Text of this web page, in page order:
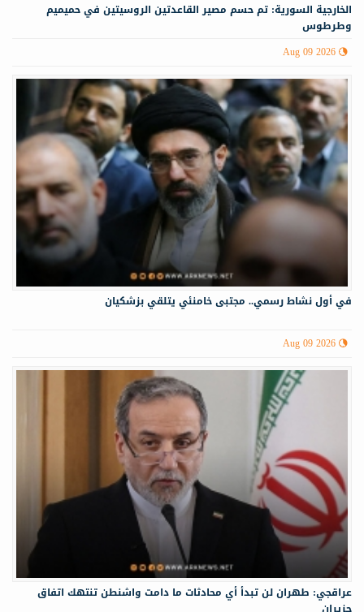
الخارجية السورية: تم حسم مصير القاعدتين الروسيتين في حميميم
وطرطوس
Aug 09 2026
في أول نشاط رسمي.. مجتبى خامنئي يتلقي بزشكيان
Aug 09 2026
عراقجي: طهران لن تبدأ أي محادثات ما دامت واشنطن تنتهك اتفاق